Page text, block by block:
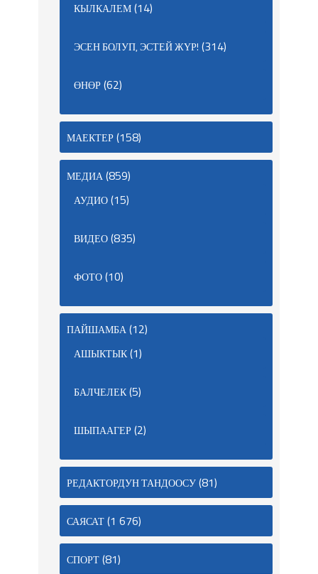
КЫЛКАЛЕМ(14)
ЭСЕН БОЛУП, ЭСТЕЙ ЖҮР! (314)
ӨНӨР(62)
МАЕКТЕР(158)
МЕДИА(859)
АУДИО(15)
ВИДЕО(835)
ФОТО(10)
ПАЙШАМБА(12)
АШЫКТЫК(1)
БАЛЧЕЛЕК(5)
ШЫПААГЕР(2)
РЕДАКТОРДУН ТАНДООСУ(81)
САЯСАТ(1 676)
СПОРТ(81)